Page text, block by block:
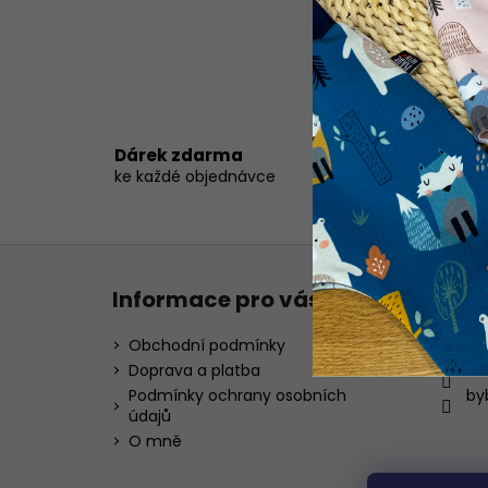
Dárek zdarma
ke každé objednávce
Informace pro vás
Obchodní podmínky
Doprava a platba
Podmínky ochrany osobních
údajů
O mně